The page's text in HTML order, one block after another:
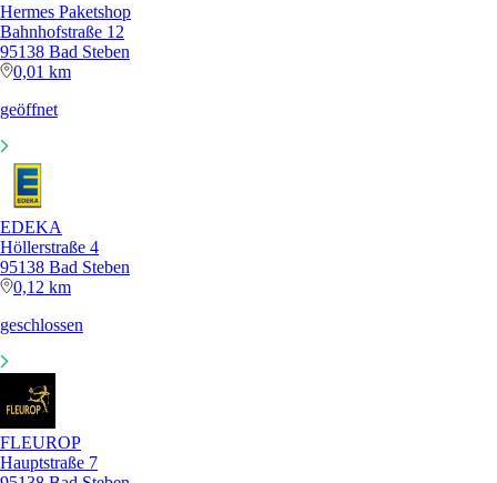
Hermes Paketshop
Bahnhofstraße 12
95138 Bad Steben
0,01 km
geöffnet
EDEKA
Höllerstraße 4
95138 Bad Steben
0,12 km
geschlossen
FLEUROP
Hauptstraße 7